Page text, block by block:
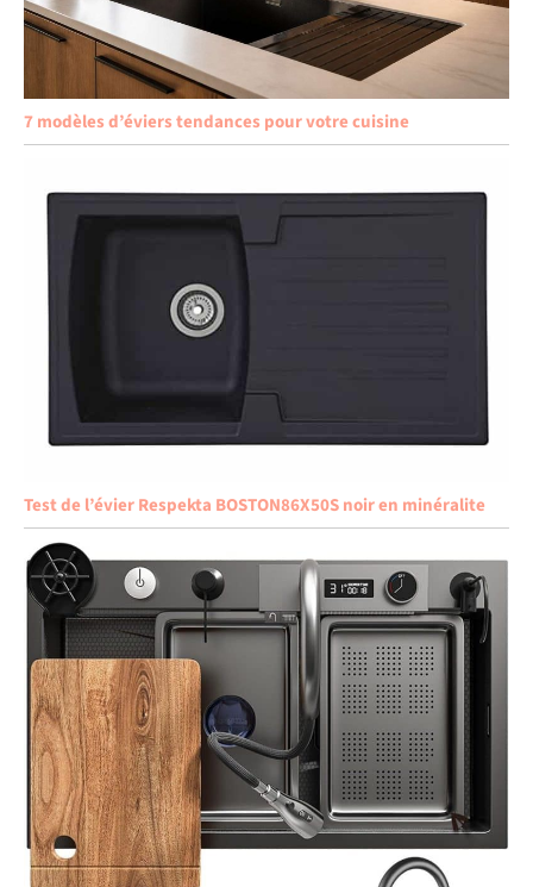
7 modèles d’éviers tendances pour votre cuisine
Test de l’évier Respekta BOSTON86X50S noir en minéralite